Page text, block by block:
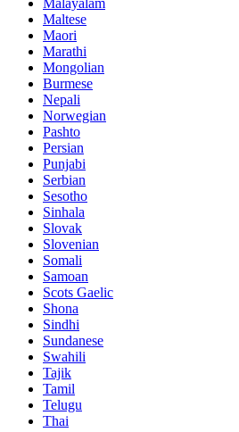
Maltese
Maori
Marathi
Mongolian
Burmese
Nepali
Norwegian
Pashto
Persian
Punjabi
Serbian
Sesotho
Sinhala
Slovak
Slovenian
Somali
Samoan
Scots Gaelic
Shona
Sindhi
Sundanese
Swahili
Tajik
Tamil
Telugu
Thai